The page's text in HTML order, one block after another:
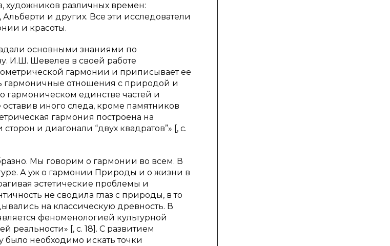
художников различных времен:
и других. Все эти исследователи
и красоты.
основными знаниями по
И.Ш. Шевелев в своей работе
гармонии и приписывает ее
гармоничные отношения с природой и
гармоническом единстве частей и
иного следа, кроме памятников
гармония построена на
и диагонали “двух квадратов”» [, c.
Мы говорим о гармонии во всем. В
А уж о гармонии Природы и о жизни в
эстетические проблемы и
не сводила глаз с природы, в то
на классическую древность. В
феноменологией культурной
[, с. 18]. С развитием
было необходимо искать точки